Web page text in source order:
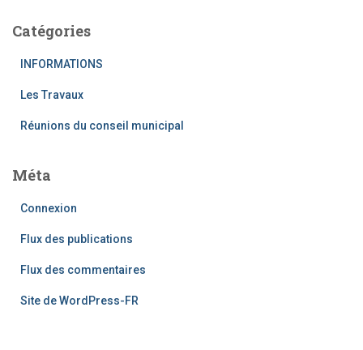
Catégories
INFORMATIONS
Les Travaux
Réunions du conseil municipal
Méta
Connexion
Flux des publications
Flux des commentaires
Site de WordPress-FR